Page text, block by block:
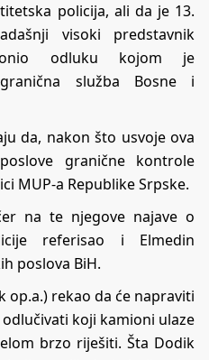
policija, ali da je 13.
visoki predstavnik
odluku kojom je
služba Bosne i
da, nakon što usvoje ova
granične kontrole
MUP-a Republike Srpske.
na te njegove najave o
referisao i Elmedin
poslova BiH.
op.a.) rekao da će napraviti
koji kamioni ulaze
brzo riješiti. Šta Dodik